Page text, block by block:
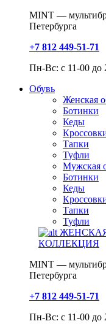
MINT —
Петербурга
+7 812 449-51-71
Пн-Вс: с 11-00 до
Обувь
Женская
Ботинки
Кеды
Тапки
Туфли
Мужская
Ботинки
Кеды
Тапки
Туфли
КОЛЛЕКЦИЯ
MINT —
Петербурга
+7 812 449-51-71
Пн-Вс: с 11-00 до